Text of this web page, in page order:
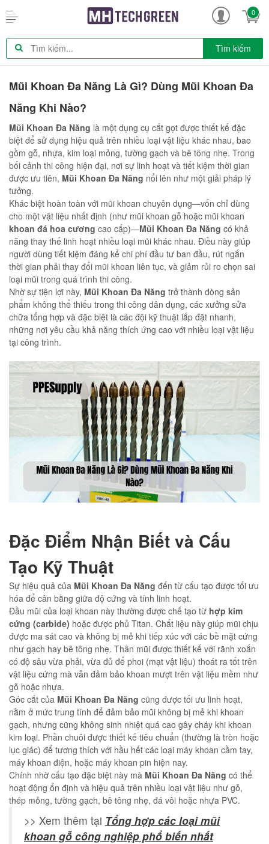
0
Tìm kiếm
Mũi Khoan Đa Năng Là Gì? Dùng Mũi Khoan Đa
Năng Khi Nào?
Mũi Khoan Đa Năng là một dụng cụ cắt gọt được thiết kế đặc
biệt để sử dụng hiệu quả trên nhiều loại vật liệu khác nhau, bao
gồm gỗ, nhựa, kim loại mỏng, tường gạch và bê tông nhẹ. Trong
bối cảnh thi công hiện đại, nơi sự linh hoạt và tiết kiệm thời gian
được ưu tiên, Mũi Khoan Đa Năng nổi lên như một giải pháp lý
tưởng.
Khác biệt hoàn toàn với mũi khoan chuyên dụng—vốn chỉ dùng
cho một vật liệu nhất định (như mũi khoan gỗ hoặc mũi khoan
khoan đá hoa cương cao cấp)—Mũi Khoan Đa Năng có khả
năng thay thế linh hoạt nhiều loại mũi khác nhau. Điều này giúp
người dùng tiết kiệm đáng kể chi phí đầu tư ban đầu, rút ngắn
thời gian phải thay đổi mũi khoan liên tục, và giảm rủi ro chọn sai
loại mũi trong quá trình thi công.
Nhờ sự tiện lợi này, Mũi Khoan Đa Năng trở thành dòng sản
phẩm không thể thiếu trong thi công dân dụng, các xưởng sửa
chữa tổng hợp và đặc biệt là các đội kỹ thuật lắp đặt nhanh,
những nơi yêu cầu khả năng thích ứng cao với nhiều loại vật liệu
tại công trình.
Đặc Điểm Nhận Biết và Cấu
Tạo Kỹ Thuật
Sự hiệu quả của Mũi Khoan Đa Năng đến từ cấu tạo được tối ưu
hóa để cân bằng giữa độ cứng và tính linh hoạt.
Đầu mũi của loại khoan này thường được chế tạo từ hợp kim
cứng (carbide) hoặc được phủ Titan. Chất liệu này giúp mũi chịu
được ma sát cao và không bị mẻ khi tiếp xúc với các bề mặt cứng
như gạch hay bê tông nhẹ. Thân mũi được thiết kế với rãnh xoắn
có độ sâu vừa phải, vừa đủ để phoi (mạt vật liệu) thoát ra tốt trên
vật liệu cứng mà vẫn đảm bảo khoan mượt trên vật liệu mềm như
gỗ hoặc nhựa.
Góc cắt của Mũi Khoan Đa Năng cũng được tối ưu linh hoạt,
nằm ở mức trung tính để đảm bảo mũi không bị mẻ khi khoan
gạch, nhưng cũng không sinh nhiệt quá cao gây cháy khi khoan
kim loại. Phần chuôi được thiết kế tiêu chuẩn (thường là tròn hoặc
lục giác) để tương thích với hầu hết các loại máy khoan cầm tay,
máy khoan điện, hoặc máy khoan pin hiện nay.
Chính nhờ cấu tạo đặc biệt này mà Mũi Khoan Đa Năng có thể
hoạt động ổn định và hiệu quả trên nhiều loại vật liệu như gỗ,
thép mỏng, tường gạch, bê tông nhẹ, đá vôi hoặc nhựa PVC.
>> Xem thêm tại Tổng hợp các loại mũi
khoan gỗ công nghiệp phổ biến nhất